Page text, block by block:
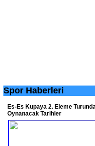
Spor Haberleri
Es-Es Kupaya 2. Eleme
Oynanacak Tarihler